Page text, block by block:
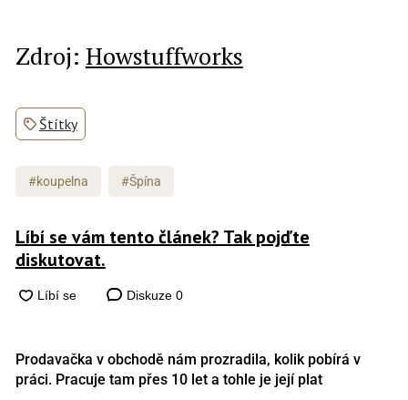
Zdroj: Howstuffworks
Štítky
#koupelna #Špína
Líbí se vám tento článek? Tak pojďte
diskutovat.
Diskuze 0
Prodavačka v obchodě nám prozradila, kolik pobírá v
práci. Pracuje tam přes 10 let a tohle je její plat